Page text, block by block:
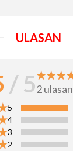
ULASAN
/ 52ulasan
5
4
3
2